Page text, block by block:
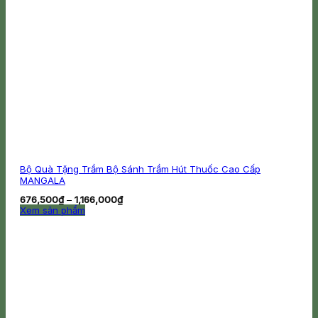
Bộ Quà Tặng Trầm Bộ Sánh Trầm Hút Thuốc Cao Cấp
MANGALA
676,500₫ – 1,166,000₫Khoảng
giá:
Xem sản phẩm